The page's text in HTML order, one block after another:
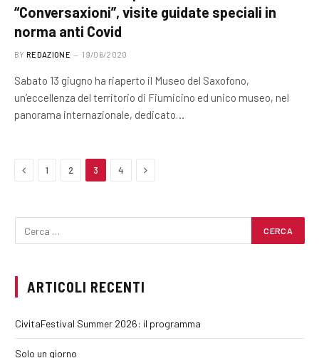
“Conversaxioni”, visite guidate speciali in
norma anti Covid
BY REDAZIONE 19/06/2020
Sabato 13 giugno ha riaperto il Museo del Saxofono,
un’eccellenza del territorio di Fiumicino ed unico museo, nel
panorama internazionale, dedicato…
Previous
1 2 3 4 Next
ARTICOLI RECENTI
CivitaFestival Summer 2026: il programma
Solo un giorno